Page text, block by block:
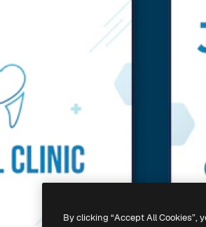
By clicking “Accept All Cookies”,